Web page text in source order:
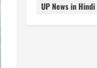
UP News in Hindi